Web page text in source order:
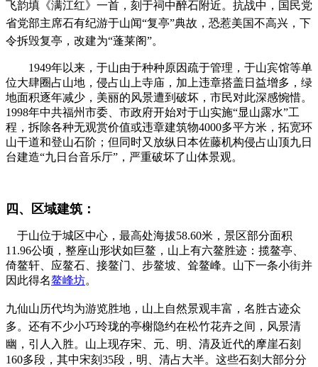
飞韵填《满江红》一首，刻于祠中醉石附近。 抗战中， 国民党
省党部主席石有纪游于山闻“复亭”典故，恐惹美国不高兴，下
令拆毁复亭，改建为“蓬莱阁”。
1949年以来，于山由于种种原因疏于管理，于山宾馆等单
位大肆圈占山地，侵占山上寺庙，加上违章搭盖日益增多，绿
地面积逐年减少，美丽的风景遭到破坏，市民对此深感惋惜。
1998年中共福州市委、市政府开始对于山实施“显山露水”工
程，拆除各种无观赏价值或违章建筑物4000多平方米，拓宽环
山干道和登山石阶；但同时又放纵日本佐藤机构侵占山顶九日
台建造“九日台音乐厅”，严重破坏了山体景观。
四、区域建筑：
于山位于城区中心，最高处海拔58.60米，景区部分面积
11.96公顷，整座山形状如巨鳌，山上有六鳌胜迹：揽鳌亭、
倚鳌轩、应鳌石、接鳌门、步鳌坡、耸鳌峰。山下一条小街并
因此得名鳌峰坊。
九仙山历代均为游览胜地，山上 自然景观丰富， 名胜古迹众
多。还有不少小巧玲珑的亭榭隐约在松竹花卉之间，风景清
幽，引人入胜。山上现存宋、元、明、清及近代的摩崖石刻
160多段，其中宋刻35段，明、清占大半。这些石刻大部分分